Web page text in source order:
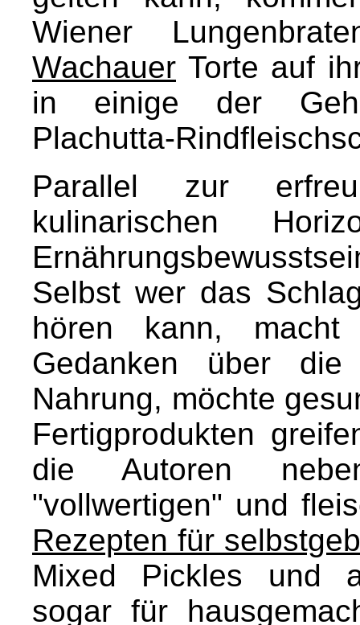
Wiener
Wachauer Torte auf
in einige der
Plachutta-
Parallel zur
kulinarischen
Selbst wer das
hören kann,
Gedanken über die
Nahrung, möchte
Fertigprodukten
die Autoren
"vollwertigen" und
Rezepten für
Mixed Pickles und
sogar für